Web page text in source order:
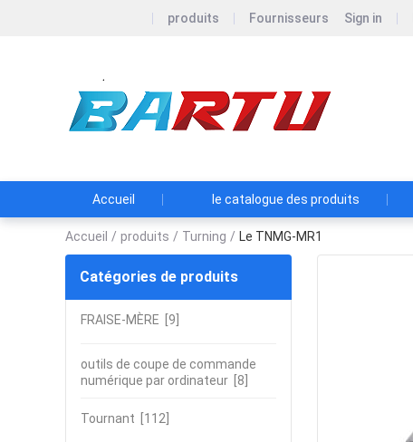
produits Fournisseurs Sign in
Accueil le catalogue des produits
Accueil / produits / Turning / Le TNMG-MR1
Catégories de produits
FRAISE-MÈRE [9]
outils de coupe de commande
numérique par ordinateur [8]
Tournant [112]